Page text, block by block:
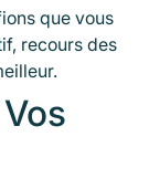
que vous
recours des